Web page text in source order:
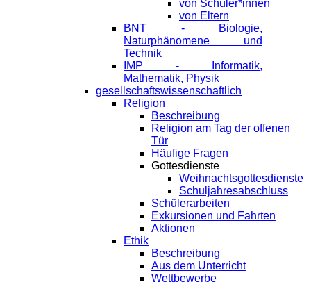
von Schüler*innen
von Eltern
BNT - Biologie,
Naturphänomene und
Technik
IMP - Informatik,
Mathematik, Physik
gesellschaftswissenschaftlich
Religion
Beschreibung
Religion am Tag der offenen
Tür
Häufige Fragen
Gottesdienste
Weihnachtsgottesdienste
Schuljahresabschluss
Schülerarbeiten
Exkursionen und Fahrten
Aktionen
Ethik
Beschreibung
Aus dem Unterricht
Wettbewerbe